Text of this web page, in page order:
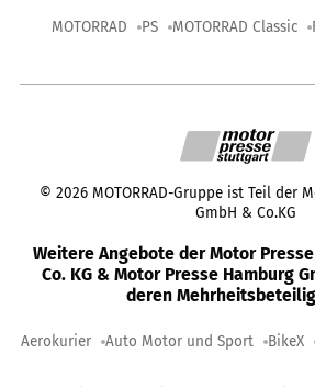
MOTORRAD PS MOTORRAD Classic
© 2026 MOTORRAD-Gruppe ist Teil der
GmbH & Co.KG
Weitere Angebote der Motor
Co. KG & Motor Presse Hamburg
deren
Aerokurier Auto Motor und Sport BikeX